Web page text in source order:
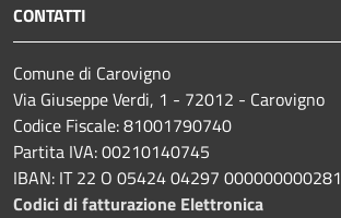
CONTATTI
Comune di Carovigno
Via Giuseppe Verdi, 1 - 72012 - Carovigno
Codice Fiscale: 81001790740
Partita IVA: 00210140745
IBAN: IT 22 O 05424 04297 000000000281
Codici di fatturazione Elettronica